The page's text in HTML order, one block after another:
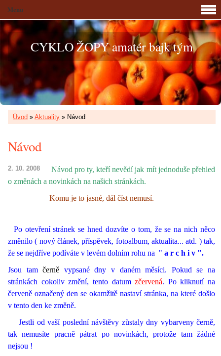
CYKLO ŽOPY amatér bajk tým
Úvod » Aktuality » Návod
Návod
2. 10. 2008
Návod pro ty, kteří nevědí jak mít jednoduše přehled
o změnách a novinkách na našich stránkách.
Komu je to jasné, dál číst nemusí.
Po otevření stránek se hned dozvíte o tom, že se na nich něco
změnilo ( nový článek, příspěvek, fotoalbum, aktualita... atd. ) tak,
že se nejdříve podíváte v levém dolním rohu na " a r c h i v ".
Jsou tamčerně vypsané dny v daném měsíci. Pokud se na
stránkách cokoliv změní, tento datumzčervená. Po kliknutí na
červeně označený den se okamžitě nastaví stránka, na které došlo
v tento den ke změně.
Jestli od vaší poslední návštěvy zůstaly dny vybarveny černě,
tak nemusíte pracně pátrat po novinkách, protože tam žádné
nejsou !
Menu